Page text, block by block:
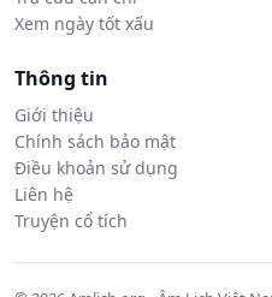
Xem ngày tốt xấu
Thông tin
Giới thiệu
Chính sách bảo mật
Điều khoản sử dụng
Liên hệ
Truyện cổ tích